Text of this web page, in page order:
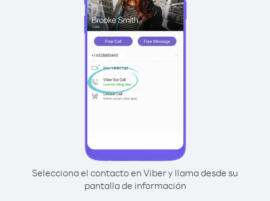
Selecciona el contacto en Viber y llama desde su
pantalla de información